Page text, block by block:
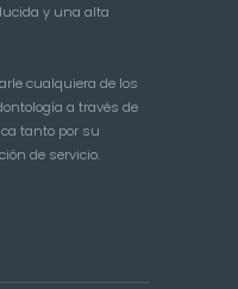
y una alta
cualquiera de los
a través de
tanto por su
de servicio.